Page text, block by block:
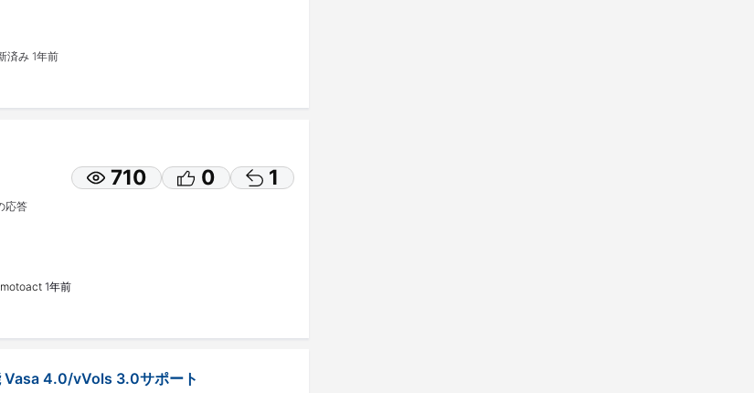
済み 1年前
応答
1年前
710 0 1
Vasa 4.0/vVols 3.0サポート